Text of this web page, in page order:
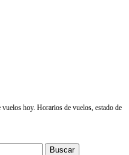
hoy. Horarios de vuelos, estado de